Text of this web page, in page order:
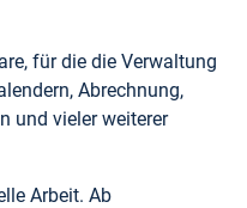
für die die Verwaltung
Abrechnung,
und vieler weiterer
Arbeit. Ab